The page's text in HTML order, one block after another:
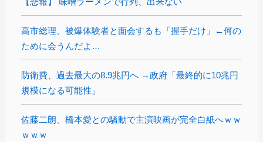
高市総理、被爆体験者と面会するも「握手だけ」←何の
ために会うんだよ…
防衛費、過去最大の8.9兆円へ →政府「最終的に10兆円
規模になる可能性」
佐藤二朗、橋本愛との騒動で主演映画が完全白紙へｗｗ
ｗｗｗ